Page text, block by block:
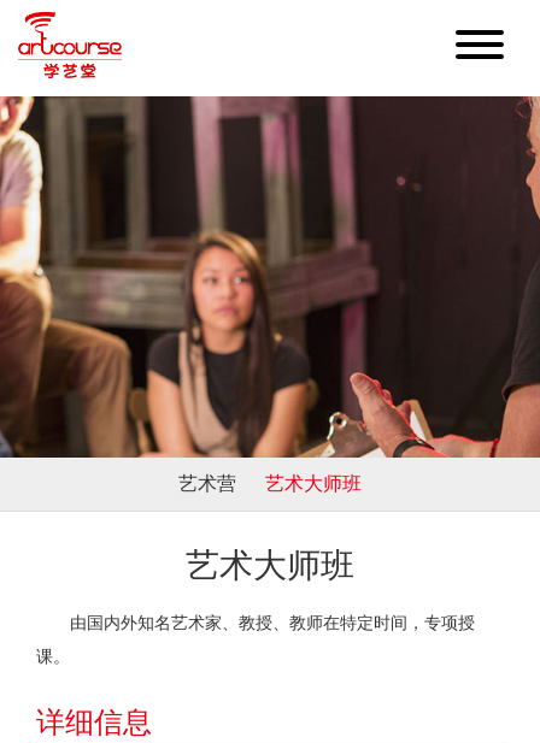
艺术营 艺术大师班
艺术大师班
由国内外知名艺术家、教授、教师在特定时间，专项授
课。
详细信息